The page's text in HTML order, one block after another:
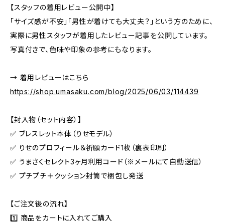
【スタッフの着用レビュー公開中】
「サイズ感が不安」「男性が着けても大丈夫？」という方のために、
実際に男性スタッフが着用したレビュー記事を公開しています。
写真付きで、色味や印象の参考にもなります。
→ 着用レビューはこちら
https://shop.umasaku.com/blog/2025/06/03/114439
【封入物（セット内容）】
✅ ブレスレット本体（りせモデル）
✅ りせのプロフィール＆祈願カード1枚（裏表印刷）
✅ うまさくセレクト3ヶ月利用コード（※メールにて自動送信）
✅ プチプチ＋クッション封筒で梱包し発送
【ご注文後の流れ】
1️⃣ 商品をカートに入れてご購入